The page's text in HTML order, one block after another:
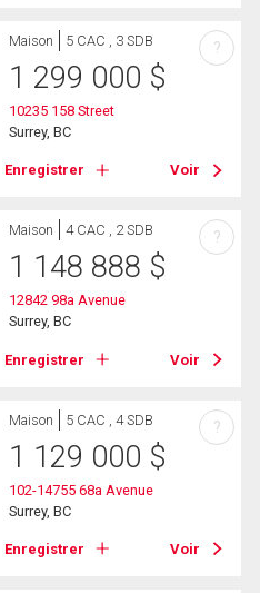
Maison 5 CAC , 3 SDB
1 299 000 $
10235 158 Street
Surrey, BC
Enregistrer Voir
?
Maison 4 CAC , 2 SDB
1 148 888 $
12842 98a Avenue
Surrey, BC
Enregistrer Voir
?
Maison 5 CAC , 4 SDB
1 129 000 $
102-14755 68a Avenue
Surrey, BC
Enregistrer Voir
?